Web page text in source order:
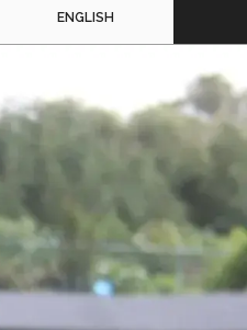
ENGLISH